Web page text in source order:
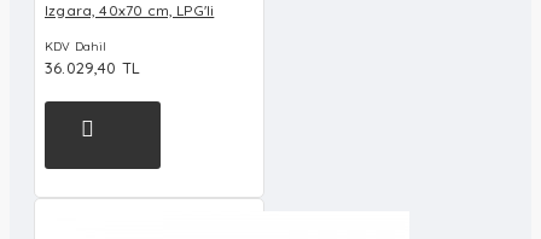
Izgara, 40x70 cm, LPG'li
KDV Dahil
36.029,40 TL